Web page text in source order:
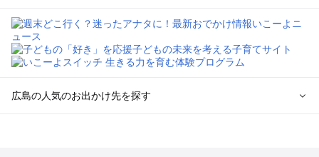
広島の人気のお出かけ先を探す